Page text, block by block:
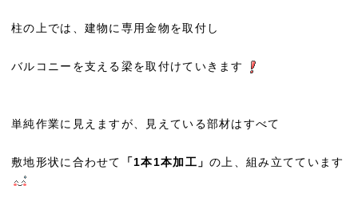
柱の上では、建物に専用金物を取付し
バルコニーを支える梁を取付けていきます
単純作業に見えますが、見えている部材はすべて
敷地形状に合わせて 「1本1本加工」の上、組み立てています